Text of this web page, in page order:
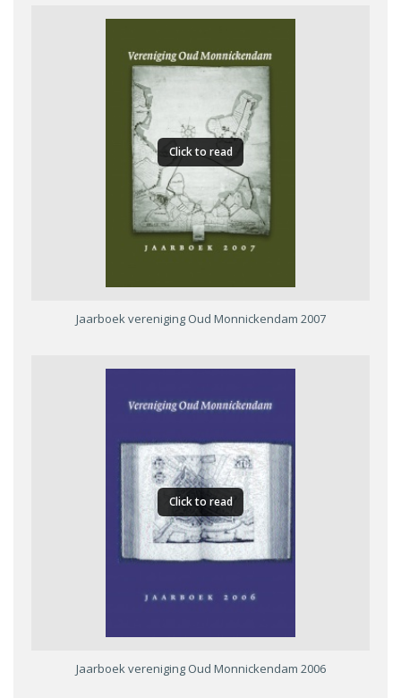
Click to read
Jaarboek vereniging Oud Monnickendam 2007
Click to read
Jaarboek vereniging Oud Monnickendam 2006